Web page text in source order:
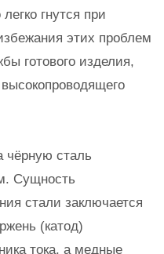
гнутся при
этих проблем
готового изделия,
чёрную сталь
Сущность
стали заключается
(катод)
тока, а медные